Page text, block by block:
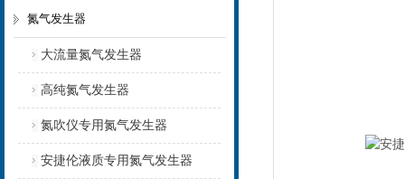
氮气发生器
大流量氮气发生器
高纯氮气发生器
氮吹仪专用氮气发生器
安捷伦液质专用氮气发生器